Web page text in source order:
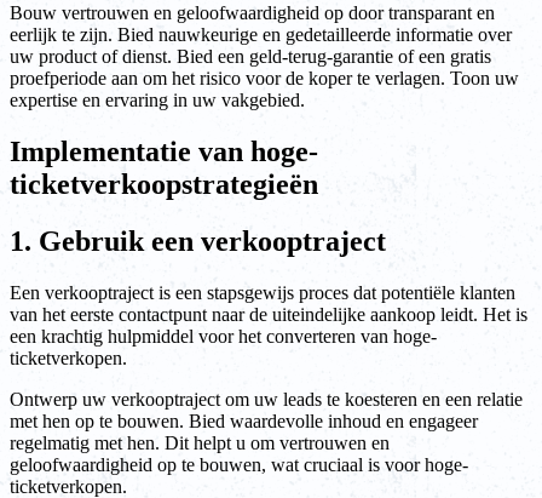
Bouw vertrouwen en geloofwaardigheid op door transparant en
eerlijk te zijn. Bied nauwkeurige en gedetailleerde informatie over
uw product of dienst. Bied een geld-terug-garantie of een gratis
proefperiode aan om het risico voor de koper te verlagen. Toon uw
expertise en ervaring in uw vakgebied.
Implementatie van hoge-
ticketverkoopstrategieën
1. Gebruik een verkooptraject
Een verkooptraject is een stapsgewijs proces dat potentiële klanten
van het eerste contactpunt naar de uiteindelijke aankoop leidt. Het is
een krachtig hulpmiddel voor het converteren van hoge-
ticketverkopen.
Ontwerp uw verkooptraject om uw leads te koesteren en een relatie
met hen op te bouwen. Bied waardevolle inhoud en engageer
regelmatig met hen. Dit helpt u om vertrouwen en
geloofwaardigheid op te bouwen, wat cruciaal is voor hoge-
ticketverkopen.